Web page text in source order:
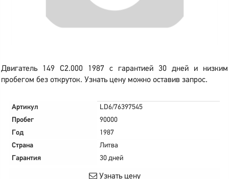
Двигатель 149 C2.000 1987 с гарантией 30 дней и низким
пробегом без откруток. Узнать цену можно оставив запрос.
Артикул
LD6/76397545
Пробег
90000
Год
1987
Страна
Литва
Гарантия
30 дней
Узнать цену